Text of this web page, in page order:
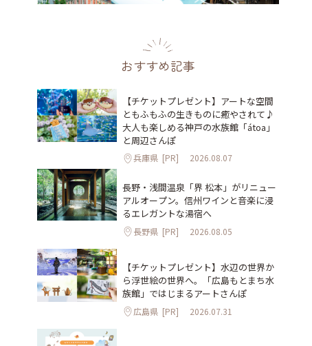
おすすめ記事
【チケットプレゼント】アートな空間
ともふもふの生きものに癒やされて♪
大人も楽しめる神戸の水族館「átoa」
と周辺さんぽ
兵庫県 [PR] 2026.08.07
長野・浅間温泉「界 松本」がリニュー
アルオープン。信州ワインと音楽に浸
るエレガントな湯宿へ
長野県 [PR] 2026.08.05
【チケットプレゼント】水辺の世界か
ら浮世絵の世界へ。「広島もとまち水
族館」ではじまるアートさんぽ
広島県 [PR] 2026.07.31